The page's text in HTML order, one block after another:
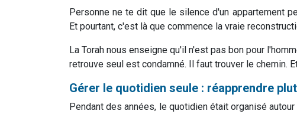
Personne ne te dit que le silence d'un appartement
Et pourtant, c'est là que commence la vraie
La Torah nous enseigne qu'il n'est pas bon pour
retrouve seul est condamné. Il faut trouver le chemin.
Gérer le quotidien seule : réapprendre
Pendant des années, le quotidien était organisé